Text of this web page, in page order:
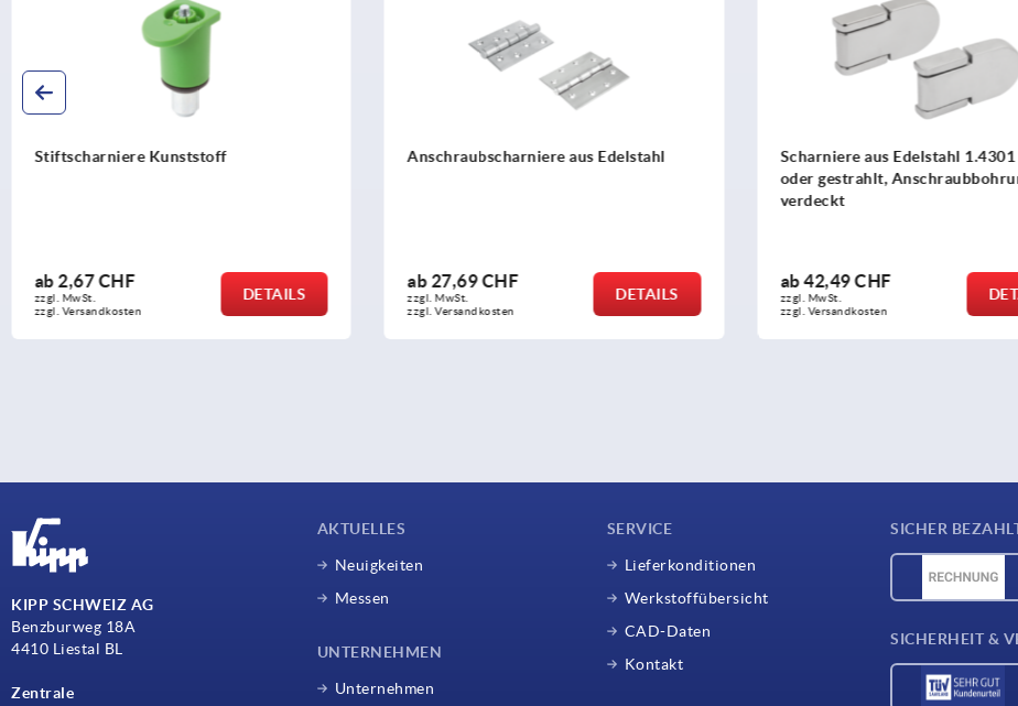
Anschraubscharniere aus Edelstahl
ab27,69 CHF
zzgl. MwSt.
zzgl. Versandkosten
DETAILS
Scharniere aus Edelstahl 1.4301 poliert
ab42,49 CHF
zzgl. MwSt.
zzgl. Versandkosten
DETAILS
Scharniere Edelstahl
ab17,45 CHF
zzgl. MwSt.
zzgl. Versandkosten
KIPP SCHWEIZ AG
Benzburweg 18A
4410 Liestal BL
Zentrale
AKTUELLES
Neuigkeiten
Messen
UNTERNEHMEN
Unternehmen
SERVICE
Lieferkonditionen
Werkstoffübersicht
CAD-Daten
Kontakt
SICHER
SICHERHEIT &